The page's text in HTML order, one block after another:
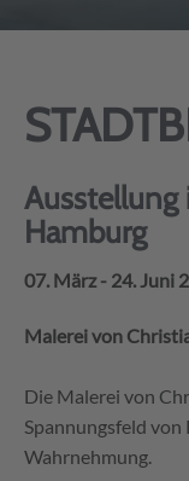
Ausstellung
Hamburg
07. März - 24. Juni
Malerei von
Die Malerei von
Spannungsfeld von
Wahrnehmung.